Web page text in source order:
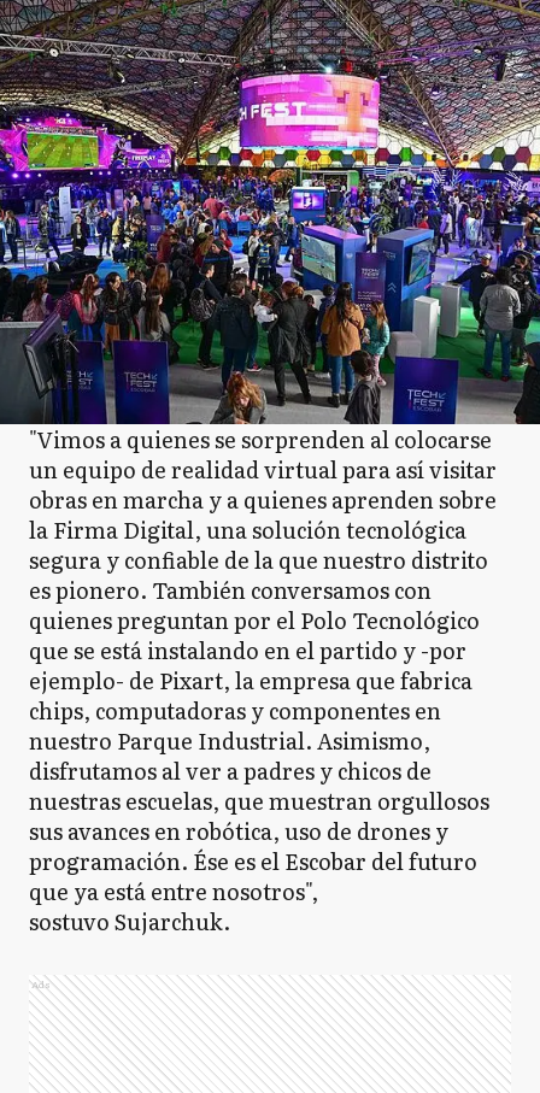
"Vimos a quienes se sorprenden al colocarse
un equipo de realidad virtual para así visitar
obras en marcha y a quienes aprenden sobre
la Firma Digital, una solución tecnológica
segura y confiable de la que nuestro distrito
es pionero. También conversamos con
quienes preguntan por el Polo Tecnológico
que se está instalando en el partido y -por
ejemplo- de Pixart, la empresa que fabrica
chips, computadoras y componentes en
nuestro Parque Industrial. Asimismo,
disfrutamos al ver a padres y chicos de
nuestras escuelas, que muestran orgullosos
sus avances en robótica, uso de drones y
programación. Ése es el Escobar del futuro
que ya está entre nosotros",
sostuvo Sujarchuk.
Ads